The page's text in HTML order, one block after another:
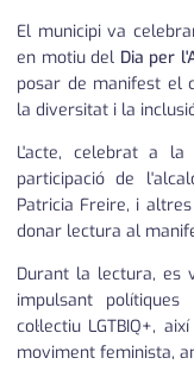
El municipi va
en motiu del Dia per
posar de manifest el
la diversitat i la
L'acte, celebrat a
participació de
Patricia Freire, i
donar lectura al
Durant la lectura, es
impulsant
col·lectiu LGTBIQ+,
moviment feminista,